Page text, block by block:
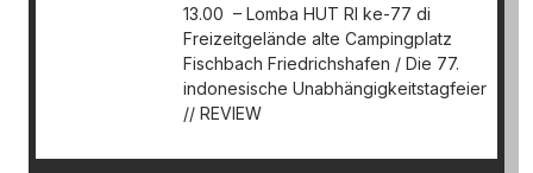
13.00 – Lomba HUT RI ke-77 di
Freizeitgelände alte Campingplatz
Fischbach Friedrichshafen / Die 77.
indonesische Unabhängigkeitstagfeier
// REVIEW